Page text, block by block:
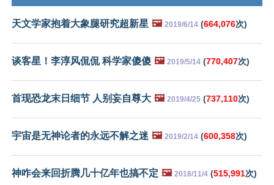
天文学家抱着大象腿研究超新星 🖼️ 2019/6/14 (664,076次)
谈客星！李淳风侃侃 科学家傻傻 🖼️ 2019/5/14 (770,407次)
首现恐龙末日细节 人别妄自尊大 🖼️ 2019/4/25 (737,110次)
宇宙是无神论者的永远不解之迷 🖼️ 2019/2/14 (600,358次)
神咋会来回折腾几十亿年也搞不定 🖼️ 2018/11/4 (515,991次)